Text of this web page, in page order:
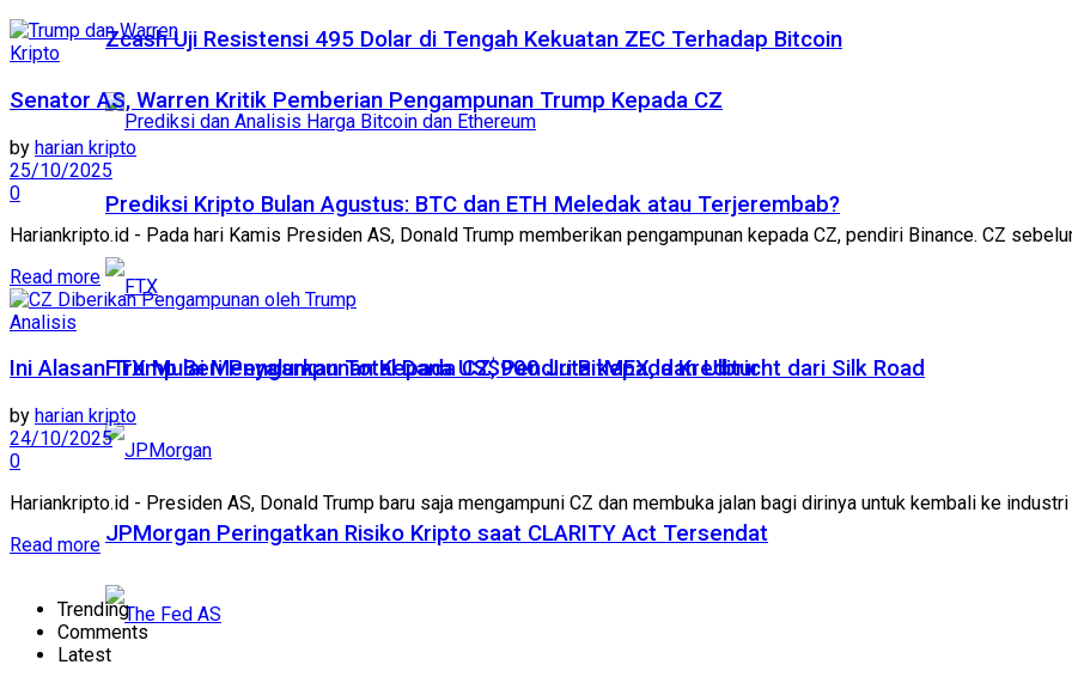
Zcash Uji Resistensi 495 Dolar di Tengah Kekuatan ZEC Terhadap Bitcoin
Prediksi Kripto Bulan Agustus: BTC dan ETH Meledak atau Terjerembab?
FTX Mulai Menyalurkan Total Dana US$900 Juta kepada Kreditur
JPMorgan Peringatkan Risiko Kripto saat CLARITY Act Tersendat
Kripto
Senator AS, Warren Kritik Pemberian Pengampunan Trump Kepada CZ
by harian kripto
25/10/2025
0
Hariankripto.id - Pada hari Kamis Presiden AS, Donald Trump memberikan pengampunan kepada CZ, pendiri Binance. CZ
Read more
Analisis
Ini Alasan Trump Beri Pengampunan Kepada CZ, Pendiri BitMEX, dan Ulbricht dari Silk Road
by harian kripto
24/10/2025
0
Hariankripto.id - Presiden AS, Donald Trump baru saja mengampuni CZ dan membuka jalan bagi dirinya untuk kembali ke industri
Read more
Trending
Comments
Latest